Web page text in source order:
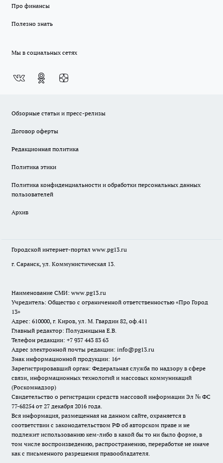
Про финансы
Полезно знать
Мы в социальных сетях
Обзорные статьи и пресс-релизы
Договор оферты
Редакционная политика
Политика этики
Политика конфиденциальности и обработки персональных данных
пользователей
Архив
Городской интернет-портал www.pg13.ru
г. Саранск, ул. Коммунистическая 13.
Наименование СМИ: www.pg13.ru
Учредитель: Общество с ограниченной ответственностью «Про Город
13»
Адрес: 610000, г. Киров, ул. М. Гвардии 82, оф.411
Главный редактор: Полудницына Е.В.
Телефон редакции: +7 937 443 83 63
Адрес электронной почты редакции: info@pg13.ru
Знак информационной продукции: 16+
Зарегистрировавший орган: Федеральная служба по надзору в сфере
связи, информационных технологий и массовых коммуникаций
(Роскомнадзор)
Свидетельство о регистрации средств массовой информации Эл № ФС
77-68254 от 27 декабря 2016 года.
Вся информация, размещенная на данном сайте, охраняется в
соответствии с законодательством РФ об авторском праве и не
подлежит использованию кем-либо в какой бы то ни было форме, в
том числе воспроизведению, распространению, переработке не иначе
как с письменного разрешения правообладателя.